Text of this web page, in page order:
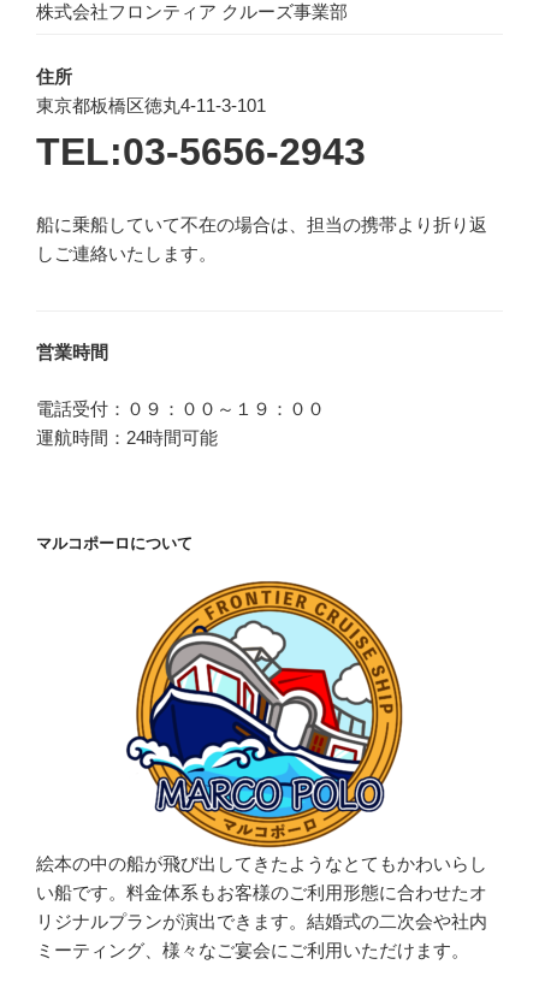
株式会社フロンティア クルーズ事業部
住所
東京都板橋区徳丸4-11-3-101
TEL:03-5656-2943
船に乗船していて不在の場合は、担当の携帯より折り返
しご連絡いたします。
営業時間
電話受付：０９：００～１９：００
運航時間：24時間可能
マルコポーロについて
絵本の中の船が飛び出してきたようなとてもかわいらし
い船です。料金体系もお客様のご利用形態に合わせたオ
リジナルプランが演出できます。結婚式の二次会や社内
ミーティング、様々なご宴会にご利用いただけます。